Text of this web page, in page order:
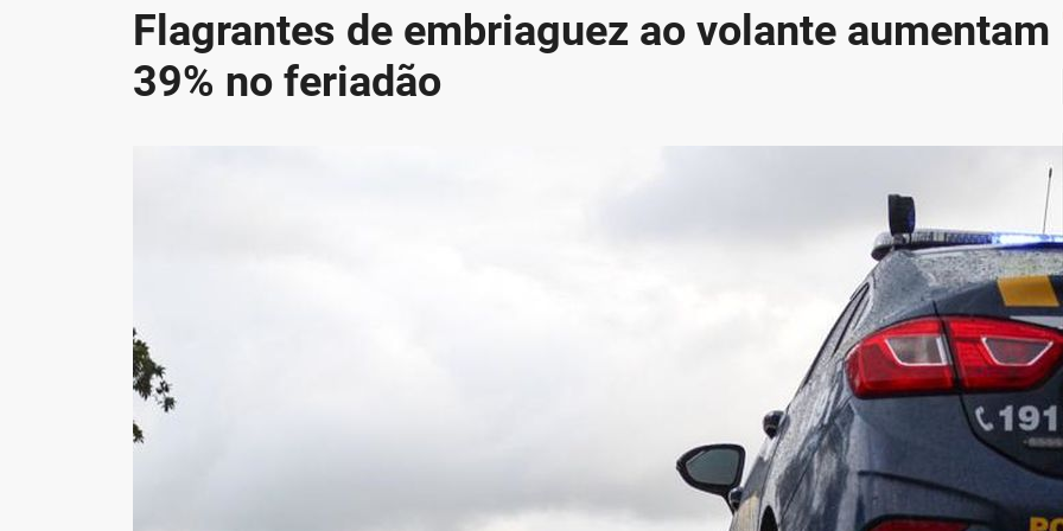
Flagrantes de embriaguez ao volante aumentam
39% no feriadão